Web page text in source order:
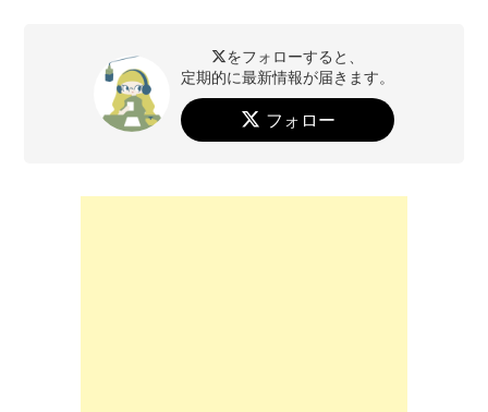
をフォローすると、
定期的に最新情報が届きます。
フォロー